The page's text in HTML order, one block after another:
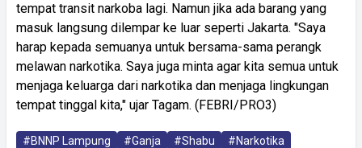
tempat transit narkoba lagi. Namun jika ada barang yang
masuk langsung dilempar ke luar seperti Jakarta. "Saya
harap kepada semuanya untuk bersama-sama perangk
melawan narkotika. Saya juga minta agar kita semua untuk
menjaga keluarga dari narkotika dan menjaga lingkungan
tempat tinggal kita," ujar Tagam. (FEBRI/PRO3)
#BNNP Lampung #Ganja #Shabu
#Narkotika